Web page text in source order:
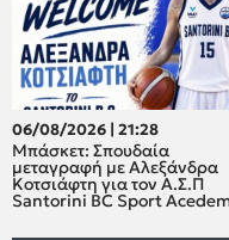
06/08/2026 | 21:28
Μπάσκετ: Σπουδαία
μεταγραφή με Αλεξάνδρα
Κοτσιάφτη για τον A.Σ.Π
Santorini BC Sport